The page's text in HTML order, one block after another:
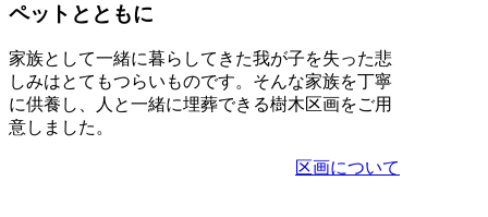
ペットとともに
家族として一緒に暮らしてきた我が子を失った悲
しみはとてもつらいものです。そんな家族を丁寧
に供養し、人と一緒に埋葬できる樹木区画をご用
意しました。
区画について